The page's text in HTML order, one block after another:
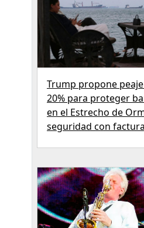
Trump propone
20% para proteger
en el Estrecho de
seguridad con factura